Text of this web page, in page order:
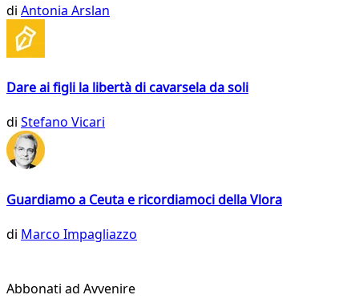
di Antonia Arslan
Dare ai figli la libertà di cavarsela da soli
di Stefano Vicari
Guardiamo a Ceuta e ricordiamoci della Vlora
di Marco Impagliazzo
Abbonati ad Avvenire